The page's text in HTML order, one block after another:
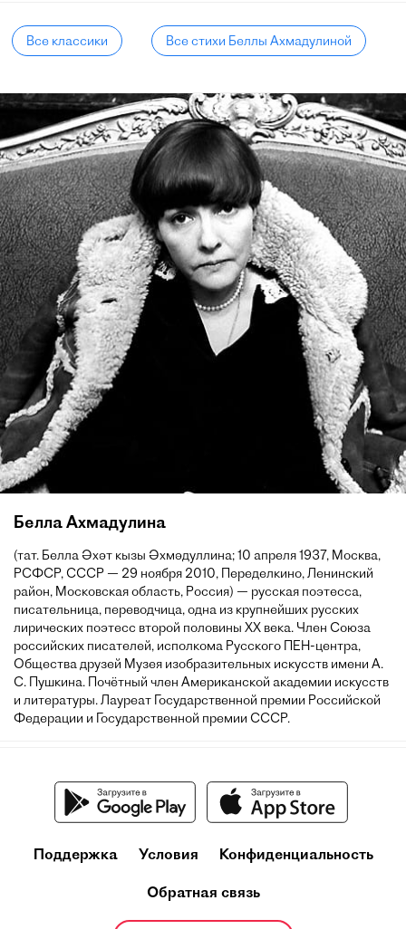
Все классики Все стихи Беллы Ахмадулиной
Белла Ахмадулина
(тат. Белла Әхәт кызы Әхмәдуллина; 10 апреля 1937, Москва,
РСФСР, СССР — 29 ноября 2010, Переделкино, Ленинский
район, Московская область, Россия) — русская поэтесса,
писательница, переводчица, одна из крупнейших русских
лирических поэтесс второй половины XX века. Член Союза
российских писателей, исполкома Русского ПЕН-центра,
Общества друзей Музея изобразительных искусств имени А.
С. Пушкина. Почётный член Американской академии искусств
и литературы. Лауреат Государственной премии Российской
Федерации и Государственной премии СССР.
Поддержка Условия Конфиденциальность
Обратная связь